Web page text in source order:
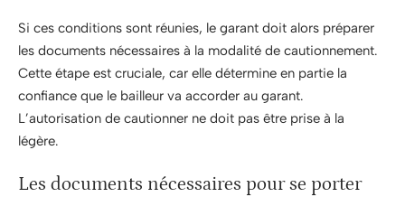
Si ces conditions sont réunies, le garant doit alors préparer
les documents nécessaires à la modalité de cautionnement.
Cette étape est cruciale, car elle détermine en partie la
confiance que le bailleur va accorder au garant.
L’autorisation de cautionner ne doit pas être prise à la
légère.
Les documents nécessaires pour se porter